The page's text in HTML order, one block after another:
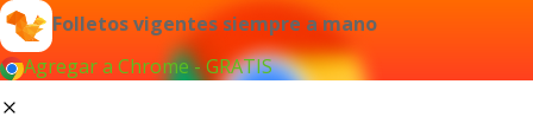
Folletos vigentes siempre a mano
Agregar a Chrome - GRATIS